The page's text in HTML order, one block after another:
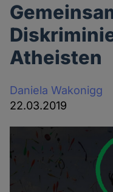
Atheisten
Daniela Wakonigg
22.03.2019